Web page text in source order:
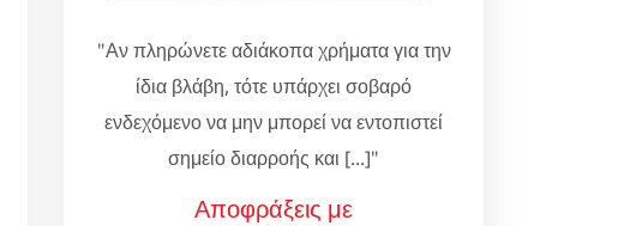
"Αν πληρώνετε αδιάκοπα χρήματα για την
ίδια βλάβη, τότε υπάρχει σοβαρό
ενδεχόμενο να μην μπορεί να εντοπιστεί
σημείο διαρροής και [...]"
Αποφράξεις με